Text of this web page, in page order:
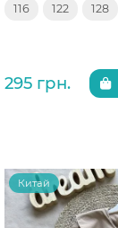
116 122 128
295 грн.
Китай